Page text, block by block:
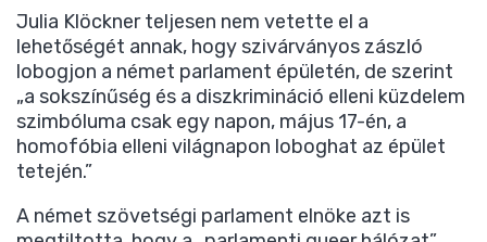
Julia Klöckner teljesen nem vetette el a
lehetőségét annak, hogy szivárványos zászló
lobogjon a német parlament épületén, de szerint
„a sokszínűség és a diszkrimináció elleni küzdelem
szimbóluma csak egy napon, május 17-én, a
homofóbia elleni világnapon loboghat az épület
tetején.”
A német szövetségi parlament elnöke azt is